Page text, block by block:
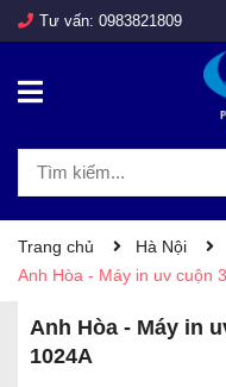
Tư vấn: 0983821809
Trang chủ
Hà Nội
Anh Hòa - Máy in uv cuộn
Anh Hòa - Máy in
1024A